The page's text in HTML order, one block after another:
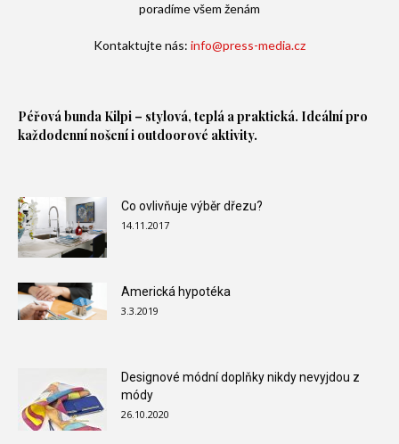
poradíme všem ženám
Kontaktujte nás: info@press-media.cz
Péřová bunda Kilpi – stylová, teplá a praktická. Ideální pro
každodenní nošení i outdoorové aktivity.
Co ovlivňuje výběr dřezu?
14.11.2017
Americká hypotéka
3.3.2019
Designové módní doplňky nikdy nevyjdou z
módy
26.10.2020